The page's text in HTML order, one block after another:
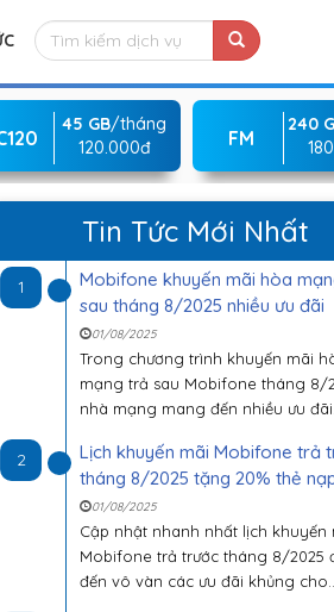
45 GB/tháng
120.000đ
FM
240
Tin Tức Mới Nhất
1
Mobifone khuyến mãi hòa
sau tháng 8/2025 nhiều ưu đãi
01/08/2025
Trong chương trình khuyến mãi
mạng trả sau Mobifone tháng 8/
nhà mạng mang đến nhiều ưu đãi...
2
Lịch khuyến mãi Mobifone trả
tháng 8/2025 tặng 20% thẻ
01/08/2025
Cập nhật nhanh nhất lịch khuyến
Mobifone trả trước tháng 8/2025
đến vô vàn các ưu đãi khủng cho...